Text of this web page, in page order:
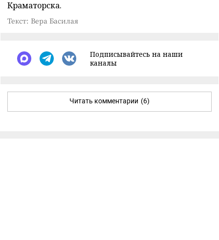
Краматорска.
Текст: Вера Басилая
Подписывайтесь на наши
каналы
Читать комментарии (6)